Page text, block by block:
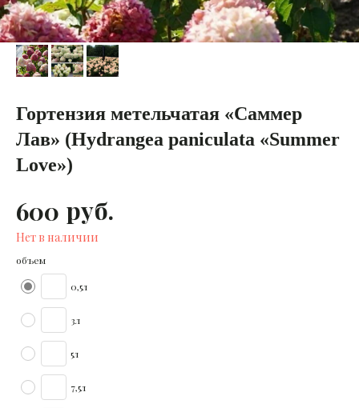
Гортензия метельчатая «Саммер
Лав» (Hydrangea paniculata «Summer
Love»)
600 руб.
Нет в наличии
объем
0,5л
3л
5л
7,5л